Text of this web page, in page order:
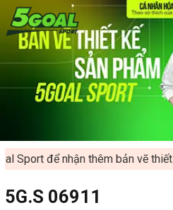
Chuyển
đến
dung
để nhận thêm bản vẽ thiết
5G.S 06911